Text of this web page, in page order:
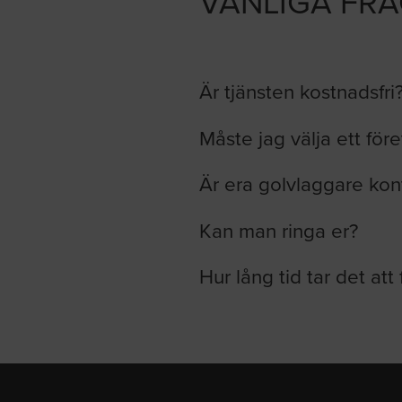
Är tjänsten
Måste jag välja ett
Är era golvlaggare
Kan man ringa er?
Hur lång tid tar det att